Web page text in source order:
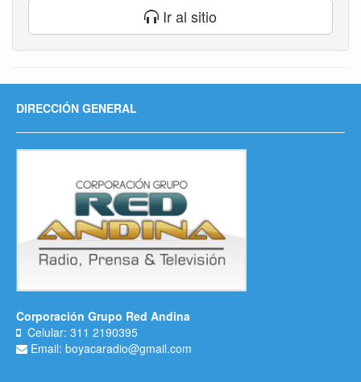
Ir al sitio
DIRECCIÓN GENERAL
Corporación Grupo Red Andina
Celular: 311 2190395
Email: boyacaradio@gmail.com